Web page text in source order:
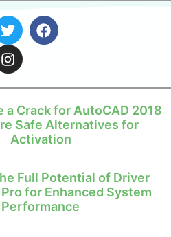
a Crack for AutoCAD 2018
Safe Alternatives for
Activation
Full Potential of Driver
for Enhanced System
Performance